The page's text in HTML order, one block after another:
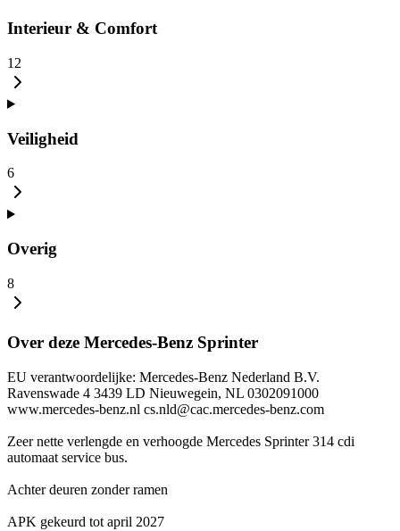
Interieur & Comfort
12
Veiligheid
6
Overig
8
Over deze Mercedes-Benz Sprinter
EU verantwoordelijke: Mercedes-Benz Nederland B.V.
Ravenswade 4 3439 LD Nieuwegein, NL 0302091000
www.mercedes-benz.nl cs.nld@cac.mercedes-benz.com
Zeer nette verlengde en verhoogde Mercedes Sprinter 314 cdi
automaat service bus.
Achter deuren zonder ramen
APK gekeurd tot april 2027